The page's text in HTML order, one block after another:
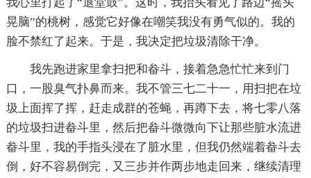
晃脑”的桃树，感觉它好像在嘲笑我没有勇气似的。我的
脸不禁红了起来。于是，我决定把垃圾清除干净。
我先跑进家里拿扫把和畚斗，接着急急忙忙来到门
口，一股臭气扑鼻而来。我不管三七二十一，用扫把在垃
圾上面挥了挥，赶走成群的苍蝇，再蹲下去，将七零八落
的垃圾扫进畚斗里，然后把畚斗微微向下让那些脏水流进
畚斗里，我的手指头浸在了脏水里，但我仍然端着畚斗去
倒，好不容易倒完，又三步并作两步地走回来，继续清理